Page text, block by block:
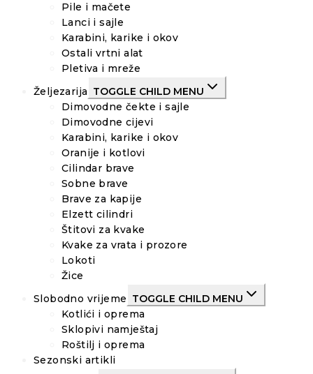
Pile i mačete
Lanci i sajle
Karabini, karike i okov
Ostali vrtni alat
Pletiva i mreže
Željezarija TOGGLE CHILD MENU
Dimovodne čekte i sajle
Dimovodne cijevi
Karabini, karike i okov
Oranije i kotlovi
Cilindar brave
Sobne brave
Brave za kapije
Elzett cilindri
Štitovi za kvake
Kvake za vrata i prozore
Lokoti
Žice
Slobodno vrijeme TOGGLE CHILD MENU
Kotlići i oprema
Sklopivi namještaj
Roštilj i oprema
Sezonski artikli